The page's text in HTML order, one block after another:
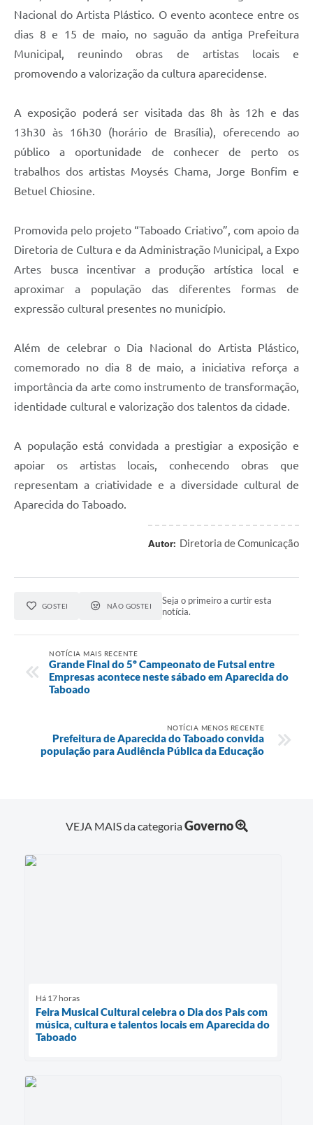
Nacional do Artista Plástico. O evento acontece entre os
dias 8 e 15 de maio, no saguão da antiga Prefeitura
Municipal, reunindo obras de artistas locais e
promovendo a valorização da cultura aparecidense.
A exposição poderá ser visitada das 8h às 12h e das
13h30 às 16h30 (horário de Brasília), oferecendo ao
público a oportunidade de conhecer de perto os
trabalhos dos artistas Moysés Chama, Jorge Bonfim e
Betuel Chiosine.
Promovida pelo projeto “Taboado Criativo”, com apoio da
Diretoria de Cultura e da Administração Municipal, a Expo
Artes busca incentivar a produção artística local e
aproximar a população das diferentes formas de
expressão cultural presentes no município.
Além de celebrar o Dia Nacional do Artista Plástico,
comemorado no dia 8 de maio, a iniciativa reforça a
importância da arte como instrumento de transformação,
identidade cultural e valorização dos talentos da cidade.
A população está convidada a prestigiar a exposição e
apoiar os artistas locais, conhecendo obras que
representam a criatividade e a diversidade cultural de
Aparecida do Taboado.
Autor: Diretoria de Comunicação
GOSTEI NÃO GOSTEI
Seja o primeiro a curtir esta
notícia.
NOTÍCIA MAIS RECENTE
Grande Final do 5º Campeonato de Futsal entre
Empresas acontece neste sábado em Aparecida do
Taboado
NOTÍCIA MENOS RECENTE
Prefeitura de Aparecida do Taboado convida
população para Audiência Pública da Educação
VEJA MAIS da categoriaGoverno
Há 17 horas
Feira Musical Cultural celebra o Dia dos Pais com
música, cultura e talentos locais em Aparecida do
Taboado